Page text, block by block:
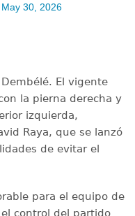
May 30, 2026
El vigente
la pierna derecha y
izquierda,
Raya, que se lanzó
de evitar el
para el equipo de
control del partido